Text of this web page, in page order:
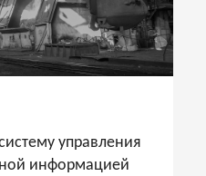
управления
информацией